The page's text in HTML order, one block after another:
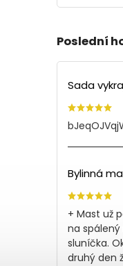
Poslední
+ Mast už
na
sluníčka.
druhý den